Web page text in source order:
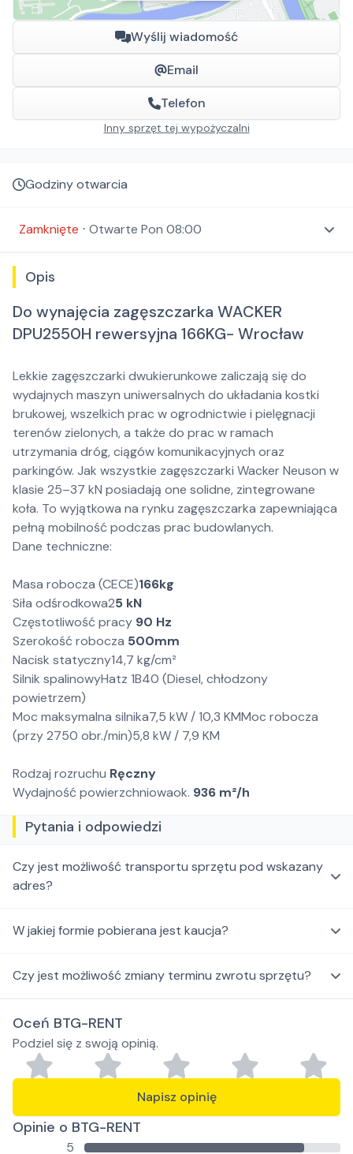
Wyślij wiadomość
Email
Telefon
Inny sprzęt tej wypożyczalni
Godziny otwarcia
Zamknięte ⋅ Otwarte Pon 08:00
Opis
Do wynajęcia zagęszczarka WACKER
DPU2550H rewersyjna 166KG- Wrocław
Lekkie zagęszczarki dwukierunkowe zaliczają się do
wydajnych maszyn uniwersalnych do układania kostki
brukowej, wszelkich prac w ogrodnictwie i pielęgnacji
terenów zielonych, a także do prac w ramach
utrzymania dróg, ciągów komunikacyjnych oraz
parkingów. Jak wszystkie zagęszczarki Wacker Neuson w
klasie 25–37 kN posiadają one solidne, zintegrowane
koła. To wyjątkowa na rynku zagęszczarka zapewniająca
pełną mobilność podczas prac budowlanych.
Dane techniczne:
Masa robocza (CECE)166kg
Siła odśrodkowa25 kN
Częstotliwość pracy 90 Hz
Szerokość robocza 500mm
Nacisk statyczny14,7 kg/cm²
Silnik spalinowyHatz 1B40 (Diesel, chłodzony
powietrzem)
Moc maksymalna silnika7,5 kW / 10,3 KMMoc robocza
(przy 2750 obr./min)5,8 kW / 7,9 KM
Rodzaj rozruchu Ręczny
Wydajność powierzchniowaok. 936 m²/h
Pytania i odpowiedzi
Czy jest możliwość transportu sprzętu pod wskazany
adres?
W jakiej formie pobierana jest kaucja?
Czy jest możliwość zmiany terminu zwrotu sprzętu?
Oceń BTG-RENT
Podziel się z swoją opinią.
Napisz opinię
Opinie o BTG-RENT
5